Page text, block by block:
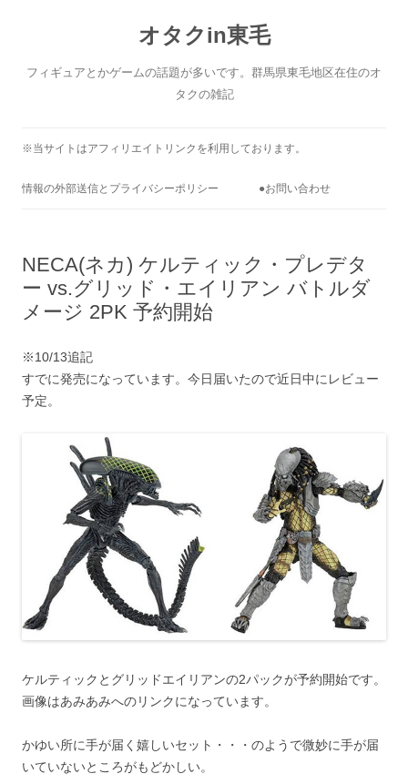
へ
ス
オタクin東毛
フィギュアとかゲームの話題が多いです。群馬県東毛地区在住のオ
タクの雑記
※当サイトはアフィリエイトリンクを利用しております。
情報の外部送信とプライバシーポリシー ●お問い合わせ
NECA(ネカ) ケルティック・プレデタ
ー vs.グリッド・エイリアン バトルダ
メージ 2PK 予約開始
※10/13追記
すでに発売になっています。今日届いたので近日中にレビュー
予定。
ケルティックとグリッドエイリアンの2パックが予約開始です。
画像はあみあみへのリンクになっています。
かゆい所に手が届く嬉しいセット・・・のようで微妙に手が届
いていないところがもどかしい。